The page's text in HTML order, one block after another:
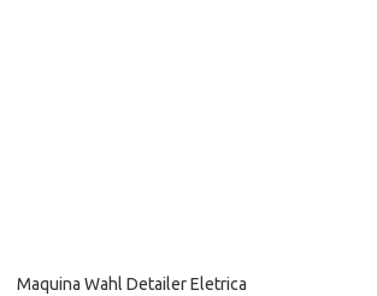
Maquina Wahl Detailer Eletrica